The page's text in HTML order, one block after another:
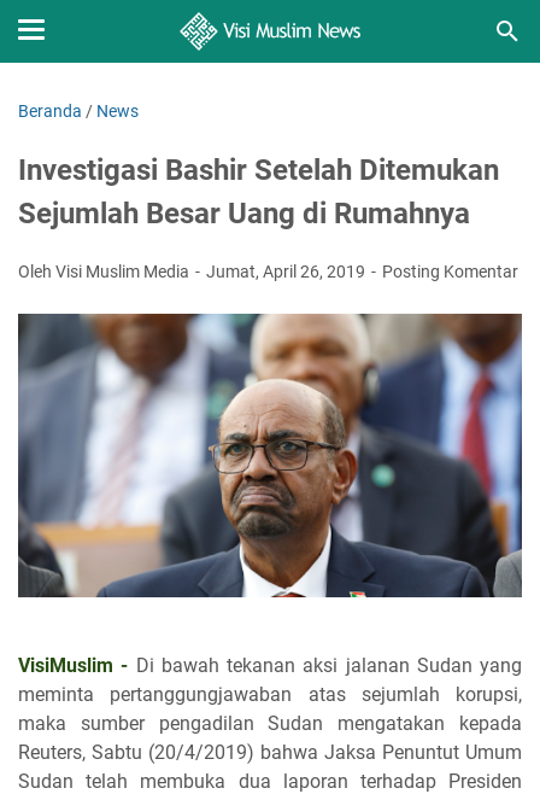
Beranda / News
Investigasi Bashir Setelah Ditemukan
Sejumlah Besar Uang di Rumahnya
Oleh Visi Muslim Media Jumat, April 26, 2019 Posting Komentar
VisiMuslim - Di bawah tekanan aksi jalanan Sudan yang
meminta pertanggungjawaban atas sejumlah korupsi,
maka sumber pengadilan Sudan mengatakan kepada
Reuters, Sabtu (20/4/2019) bahwa Jaksa Penuntut Umum
Sudan telah membuka dua laporan terhadap Presiden